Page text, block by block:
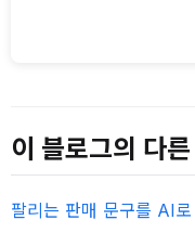
이 블로그의 다
팔리는 판매 문구를 AI